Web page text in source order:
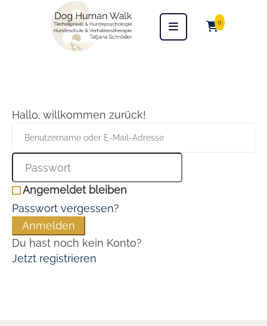
0
Hallo, willkommen zurück!
Angemeldet bleiben
Passwort vergessen?
Anmelden
Du hast noch kein Konto?
Jetzt registrieren